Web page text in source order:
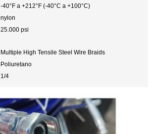
-40°F a +212°F (-40°C a +100°C)
nylon
25.000 psi
Multiple High Tensile Steel Wire Braids
Poliuretano
1/4